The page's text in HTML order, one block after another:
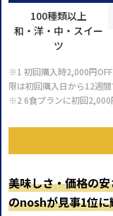
100種類以上
和・洋・中・スイー
ツ
※1 初回購入時2,000円
限は初回購入日から12週
※2 6食プランに初回2,000
美味しさ・価格の
のnoshが見事1位に